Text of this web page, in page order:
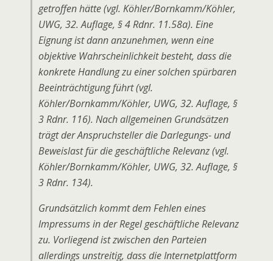
getroffen hätte (vgl. Köhler/Bornkamm/Köhler,
UWG, 32. Auflage, § 4 Rdnr. 11.58a). Eine
Eignung ist dann anzunehmen, wenn eine
objektive Wahrscheinlichkeit besteht, dass die
konkrete Handlung zu einer solchen spürbaren
Beeinträchtigung führt (vgl.
Köhler/Bornkamm/Köhler, UWG, 32. Auflage, §
3 Rdnr. 116). Nach allgemeinen Grundsätzen
trägt der Anspruchsteller die Darlegungs- und
Beweislast für die geschäftliche Relevanz (vgl.
Köhler/Bornkamm/Köhler, UWG, 32. Auflage, §
3 Rdnr. 134).
Grundsätzlich kommt dem Fehlen eines
Impressums in der Regel geschäftliche Relevanz
zu. Vorliegend ist zwischen den Parteien
allerdings unstreitig, dass die Internetplattform